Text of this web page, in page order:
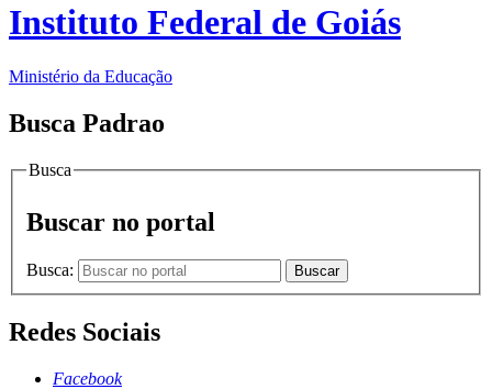
Instituto Federal de Goiás
Ministério da Educação
Busca Padrao
Busca
Buscar no portal
Busca: Buscar
Redes Sociais
Facebook